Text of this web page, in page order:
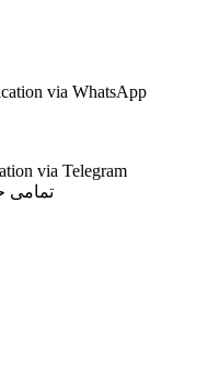
via WhatsApp
via Telegram
تمامی